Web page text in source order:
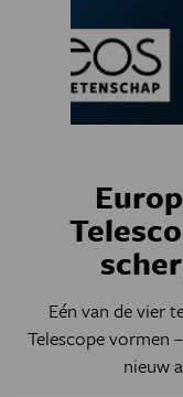
Eén van de vier
Telescope vormen
nieuw